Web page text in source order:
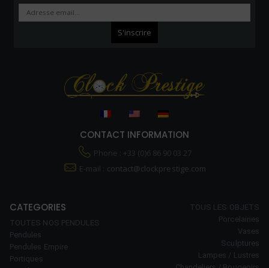
CONTACT INFORMATION
Phone : +33 (0)6 86 90 03 27
E-mail : contact@clockprestige.com
CATEGORIES
TOUTES NOS PENDULES
Pendules
Pendules Empire
Portiques
TOUS LES OBJETS
Porcelaines
Vases
Sculptures
Lampes / Lustres